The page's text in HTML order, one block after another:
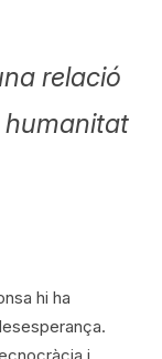
relació
humanitat
hi ha